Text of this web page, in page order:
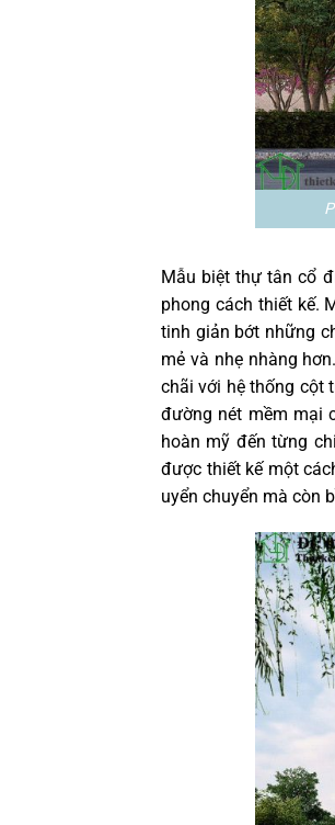
Mẫu biệt thự tân cổ
phong cách thiết kế.
tinh giản bớt những
mẻ và nhẹ nhàng
chãi với hệ thống cột
đường nét mềm mại
hoàn mỹ đến từng
được thiết kế một
uyển chuyển mà còn